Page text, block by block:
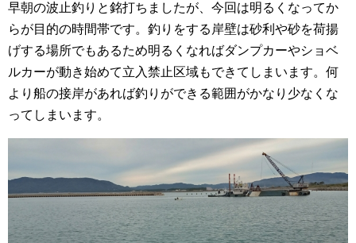
早朝の波止釣りと銘打ちましたが、今回は明るくなってか
らが目的の時間帯です。釣りをする岸壁は砂利や砂を荷揚
げする場所でもあるため明るくなればダンプカーやショベ
ルカーが動き始めて立入禁止区域もできてしまいます。何
より船の接岸があれば釣りができる範囲がかなり少なくな
ってしまいます。